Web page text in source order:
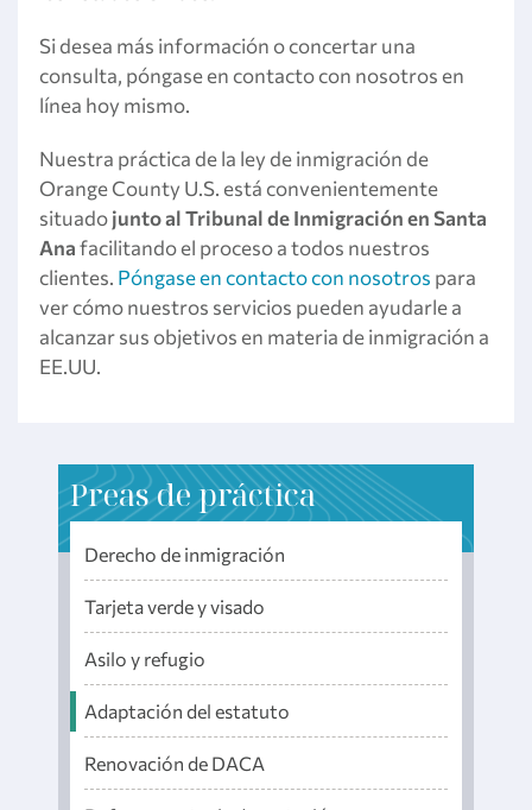
Si desea más información o concertar una
consulta, póngase en contacto con nosotros en
línea hoy mismo.
Nuestra práctica de la ley de inmigración de
Orange County U.S. está convenientemente
situadojunto al Tribunal de Inmigraciónen Santa
Anafacilitando el proceso a todos nuestros
clientes. Póngase en contacto con nosotros para
ver cómo nuestros servicios pueden ayudarle a
alcanzar sus objetivos en materia de inmigración a
EE.UU.
Preas de práctica
Derecho de inmigración
Tarjeta verde y visado
Asilo y refugio
Adaptación del estatuto
Renovación de DACA